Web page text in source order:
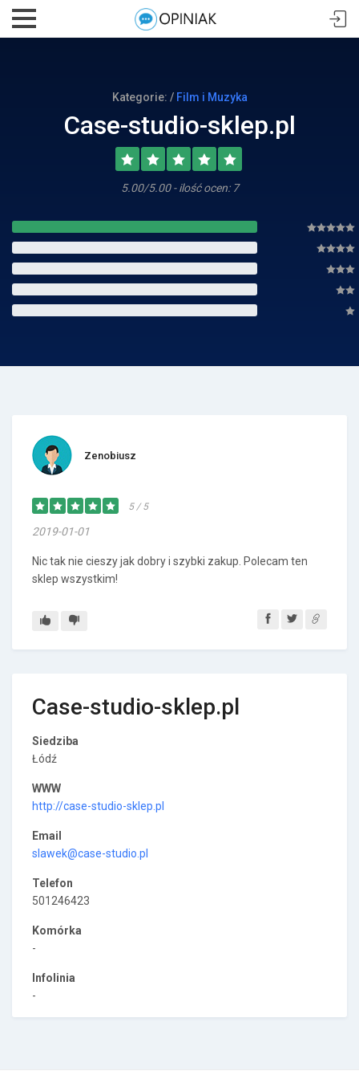
Kategorie: / Film i Muzyka
Case-studio-sklep.pl
5.00/5.00 - ilość ocen: 7
Zenobiusz
5 / 5
2019-01-01
Nic tak nie cieszy jak dobry i szybki zakup. Polecam ten
sklep wszystkim!
Case-studio-sklep.pl
Siedziba
Łódź
WWW
http://case-studio-sklep.pl
Email
slawek@case-studio.pl
Telefon
501246423
Komórka
-
Infolinia
-